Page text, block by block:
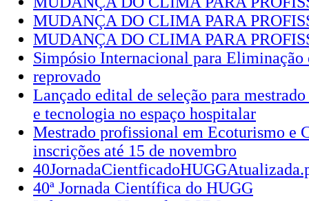
MUDANÇA DO CLIMA PARA
MUDANÇA DO CLIMA PARA
Simpósio Internacional para
reprovado
Lançado edital de seleção para
e tecnologia no espaço hospitalar
Mestrado profissional em Ecoturismo e
inscrições até 15 de novembro
40ª Jornada Científica do HUGG